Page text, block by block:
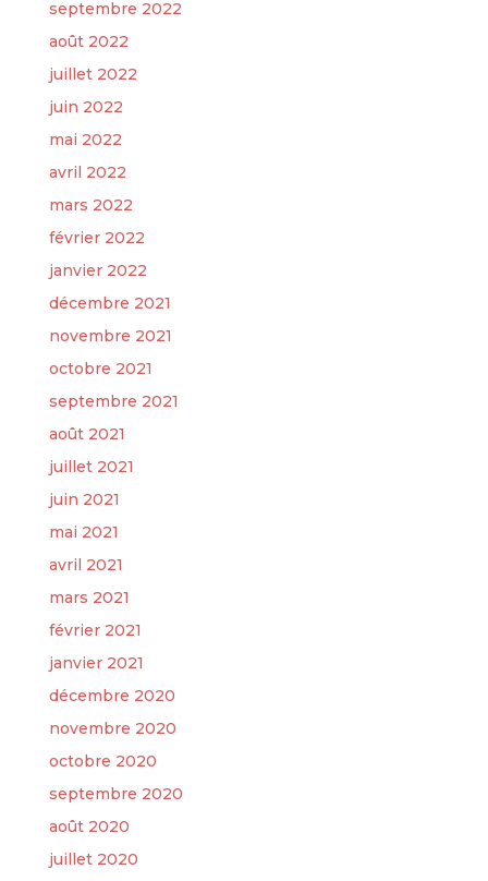
septembre 2022
août 2022
juillet 2022
juin 2022
mai 2022
avril 2022
mars 2022
février 2022
janvier 2022
décembre 2021
novembre 2021
octobre 2021
septembre 2021
août 2021
juillet 2021
juin 2021
mai 2021
avril 2021
mars 2021
février 2021
janvier 2021
décembre 2020
novembre 2020
octobre 2020
septembre 2020
août 2020
juillet 2020